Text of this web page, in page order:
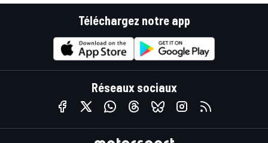
Téléchargez notre app
Réseaux sociaux